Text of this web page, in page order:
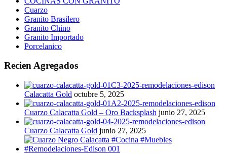
Cuarzo
Granito Brasilero
Granito Chino
Granito Importado
Porcelanico
Recien Agregados
Calacatta Gold octubre 5, 2025
Cuarzo Calacatta Gold – Oro Backsplash junio 27, 2025
Cuarzo Calacatta Gold junio 27, 2025